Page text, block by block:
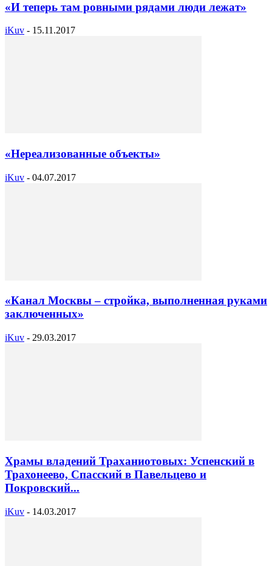
«И теперь там ровными рядами люди лежат»
iKuv - 15.11.2017
«Нереализованные объекты»
iKuv - 04.07.2017
«Канал Москвы – стройка, выполненная руками
заключенных»
iKuv - 29.03.2017
Храмы владений Траханиотовых: Успенский в
Трахонеево, Спасский в Павельцево и
Покровский...
iKuv - 14.03.2017